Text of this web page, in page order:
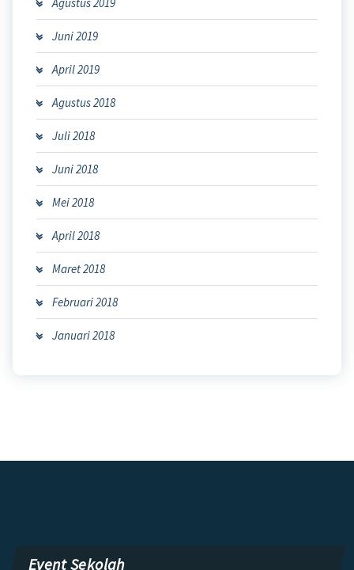
Juni 2019
April 2019
Agustus 2018
Juli 2018
Juni 2018
Mei 2018
April 2018
Maret 2018
Februari 2018
Januari 2018
Event Sekolah